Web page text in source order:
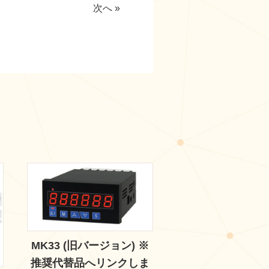
次へ »
MK33 (旧バージョン) ※
推奨代替品へリンクしま